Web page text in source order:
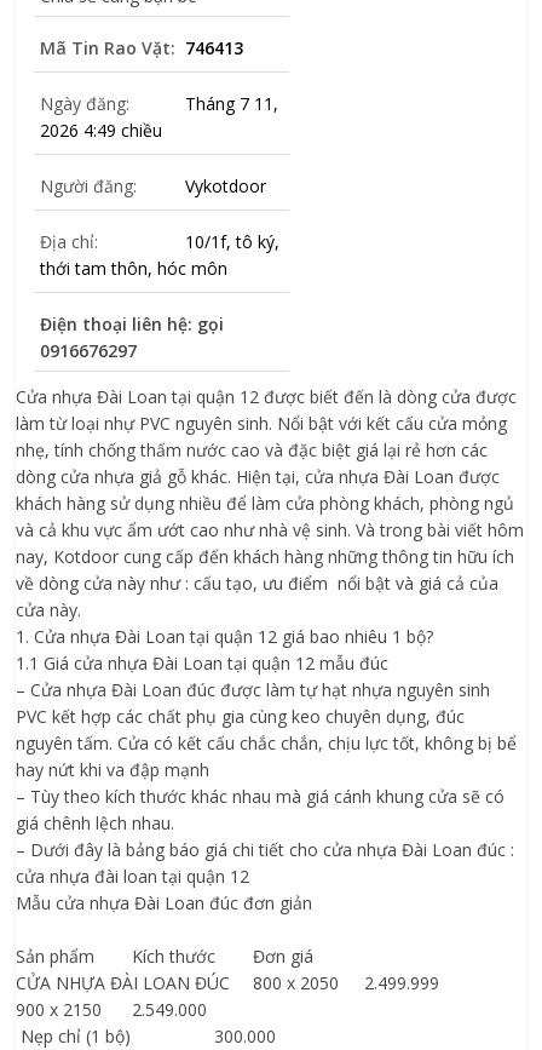
Mã Tin Rao Vặt: 746413
Ngày đăng:
Tháng 7 11,
2026 4:49 chiều
Người đăng: Vykotdoor
Địa chỉ:
10/1f, tô ký,
thới tam thôn, hóc môn
Điện thoại liên hệ: gọi
0916676297
Cửa nhựa Đài Loan tại quận 12 được biết đến là dòng cửa được
làm từ loại nhự PVC nguyên sinh. Nổi bật với kết cấu cửa mỏng
nhẹ, tính chống thấm nước cao và đặc biệt giá lại rẻ hơn các
dòng cửa nhựa giả gỗ khác. Hiện tại, cửa nhựa Đài Loan được
khách hàng sử dụng nhiều để làm cửa phòng khách, phòng ngủ
và cả khu vực ẩm ướt cao như nhà vệ sinh. Và trong bài viết hôm
nay, Kotdoor cung cấp đến khách hàng những thông tin hữu ích
về dòng cửa này như : cấu tạo, ưu điểm nổi bật và giá cả của
cửa này.
1. Cửa nhựa Đài Loan tại quận 12 giá bao nhiêu 1 bộ?
1.1 Giá cửa nhựa Đài Loan tại quận 12 mẫu đúc
– Cửa nhựa Đài Loan đúc được làm tự hạt nhựa nguyên sinh
PVC kết hợp các chất phụ gia cùng keo chuyên dụng, đúc
nguyên tấm. Cửa có kết cấu chắc chắn, chịu lực tốt, không bị bể
hay nứt khi va đập mạnh
– Tùy theo kích thước khác nhau mà giá cánh khung cửa sẽ có
giá chênh lệch nhau.
– Dưới đây là bảng báo giá chi tiết cho cửa nhựa Đài Loan đúc :
cửa nhựa đài loan tại quận 12
Mẫu cửa nhựa Đài Loan đúc đơn giản
Sản phẩm Kích thước
Đơn giá
CỬA NHỰA ĐÀI LOAN ĐÚC
800 x 2050
2.499.999
900 x 2150
2.549.000
Nẹp chỉ (1 bộ)
300.000